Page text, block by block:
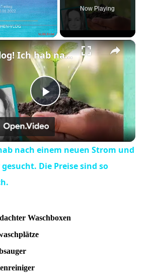
Fullscreen
Now Playing
×
Play
Video
#Vlog! Ich hab nach einem neuen Strom und Gasanbiter gesucht. Die Preise sind so extrem hoch.
nach einem neuen Strom und
Die Preise sind so
Waschboxen